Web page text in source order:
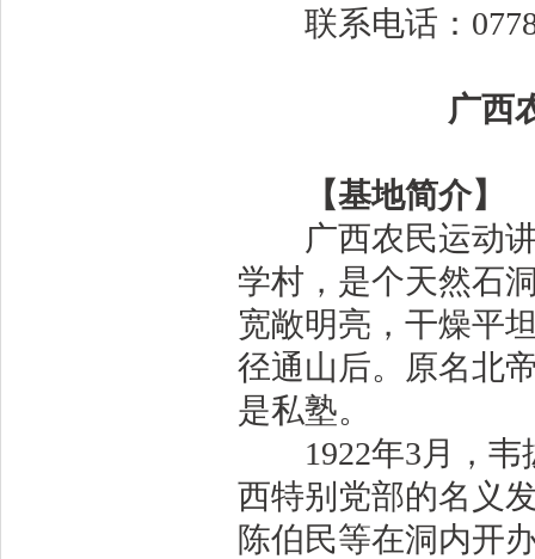
联系电话：
广西
【基地简介】
广西农民运动讲
学村，是个天然石
宽敞明亮，干燥平
径通山后。原名北
是私塾。
1922年3月，韦
西特别党部的名义
陈伯民等在洞内开